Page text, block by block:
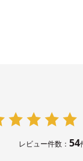
レビュー件数： 54